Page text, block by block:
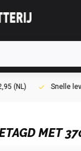
(NL) Snelle
MET